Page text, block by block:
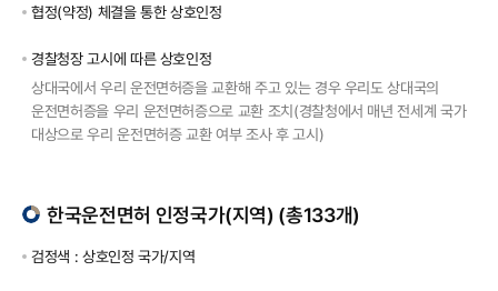
협정(약정) 체결을 통한 상호인정
경찰청장 고시에 따른 상호인정
상대국에서 우리 운전면허증을 교환해 주고 있는 경우 우리도 상대국의
운전면허증을 우리 운전면허증으로 교환 조치(경찰청에서 매년 전세계 국가
대상으로 우리 운전면허증 교환 여부 조사 후 고시)
한국운전면허 인정국가(지역) (총133개)
검정색 : 상호인정 국가/지역